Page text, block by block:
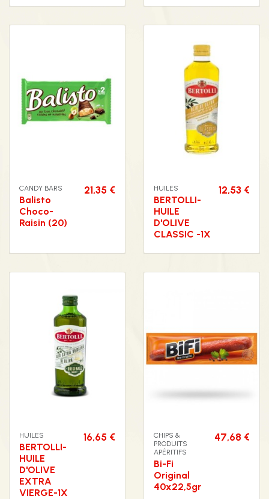
CANDY BARS
Balisto
Choco-
Raisin (20)
21,35 € HUILES
BERTOLLI-
HUILE
D'OLIVE
CLASSIC -1X
12,53 €
HUILES
BERTOLLI-
HUILE
D'OLIVE
EXTRA
VIERGE-1X
16,65 €
CHIPS &
PRODUITS
APÉRITIFS
Bi-Fi
Original
40x22,5gr
47,68 €